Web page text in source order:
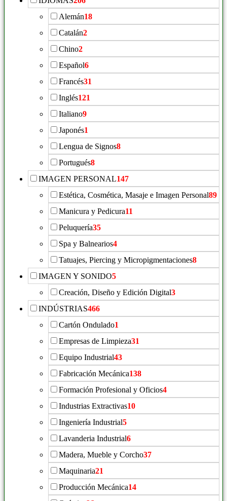
Alemán18
Catalán2
Chino2
Español6
Francés31
Inglés121
Italiano9
Japonés1
Lengua de Signos8
Portugués8
IMAGEN PERSONAL147
Estética, Cosmética, Masaje e Imagen Personal89
Manicura y Pedicura11
Peluquería35
Spa y Balnearios4
Tatuajes, Piercing y Micropigmentaciones8
IMAGEN Y SONIDO5
Creación, Diseño y Edición Digital3
INDÚSTRIAS466
Cartón Ondulado1
Empresas de Limpieza31
Equipo Industrial43
Fabricación Mecánica138
Formación Profesional y Oficios4
Industrias Extractivas10
Ingeniería Industrial5
Lavanderia Industrial6
Madera, Mueble y Corcho37
Maquinaria21
Producción Mecánica14